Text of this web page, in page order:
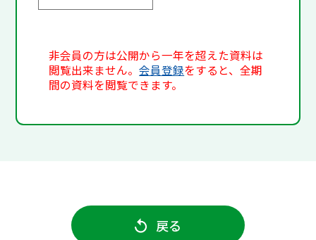
非会員の方は公開から一年を超えた資料は
閲覧出来ません。会員登録をすると、全期
間の資料を閲覧できます。
戻る